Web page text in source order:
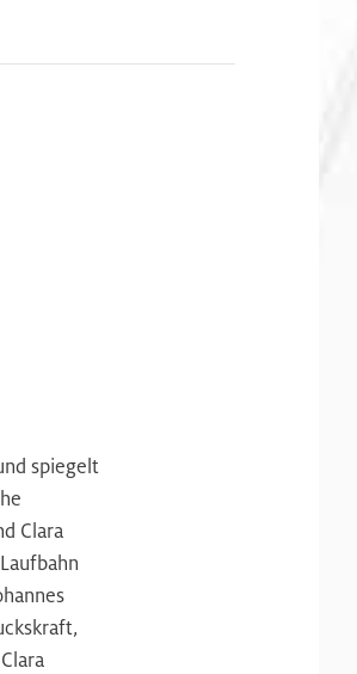
spiegelt
Clara